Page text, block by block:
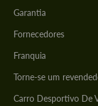
Garantia
Fornecedores
Franquia
Torne-se um
Carro Desportivo De